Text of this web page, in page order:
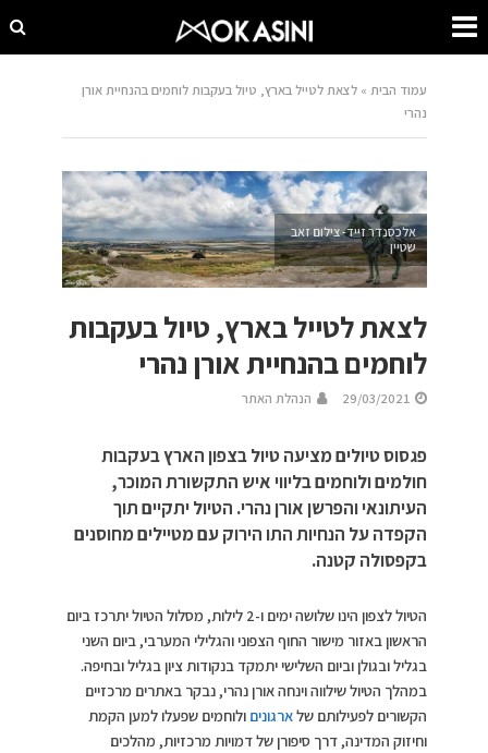
עמוד הבית »לצאת לטייל בארץ, טיול בעקבות לוחמים בהנחיית אורן
נהרי
אלכסנדר זייד- צילום זאב
שטיין
לצאת לטייל בארץ, טיול בעקבות
לוחמים בהנחיית אורן נהרי
29/03/2021 הנהלת האתר
פגסוס טיולים מציעה טיול בצפון הארץ בעקבות
חולמים ולוחמים בליווי איש התקשורת המוכר,
העיתונאי והפרשן אורן נהרי. הטיול יתקיים תוך
הקפדה על הנחיות התו הירוק עם מטיילים מחוסנים
בקפסולה קטנה.
הטיול לצפון הינו שלושה ימים ו-2 לילות, מסלול הטיול יתרכז ביום
הראשון באזור מישור החוף הצפוני והגלילי המערבי, ביום השני
בגליל ובגולן וביום השלישי יתמקד בנקודות ציון בגליל ובחיפה.
במהלך הטיול שילווה וינחה אורן נהרי, נבקר באתרים מרכזיים
הקשורים לפעילותם שלארגונים ולוחמים שפעלו למען הקמת
וחיזוק המדינה, דרך סיפורן של דמויות מרכזיות, מהלכים